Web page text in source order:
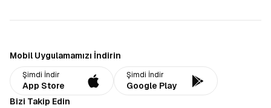
Mobil Uygulamamızı İndirin
Şimdi İndir
App Store
Şimdi İndir
Google Play
Bizi Takip Edin